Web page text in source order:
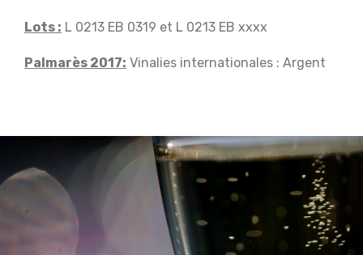
Lots : L 0213 EB 0319 et L 0213 EB xxxx
Palmarès 2017: Vinalies internationales : Argent